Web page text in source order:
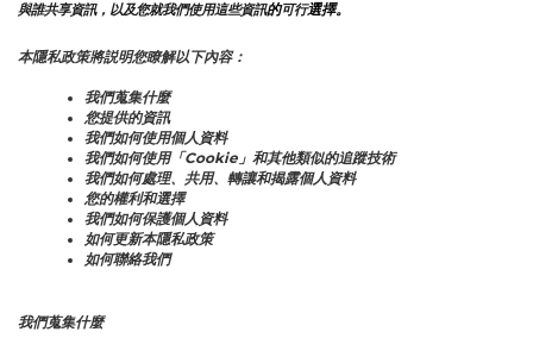
與誰共享資訊，以及您就我們使用這些資訊的可行選擇。
本隱私政策將説明您瞭解以下內容：
我們蒐集什麼
您提供的資訊
我們如何使用個人資料
我們如何使用「Cookie」和其他類似的追蹤技術
我們如何處理、共用、轉讓和揭露個人資料
您的權利和選擇
我們如何保護個人資料
如何更新本隱私政策
如何聯絡我們
我們蒐集什麼